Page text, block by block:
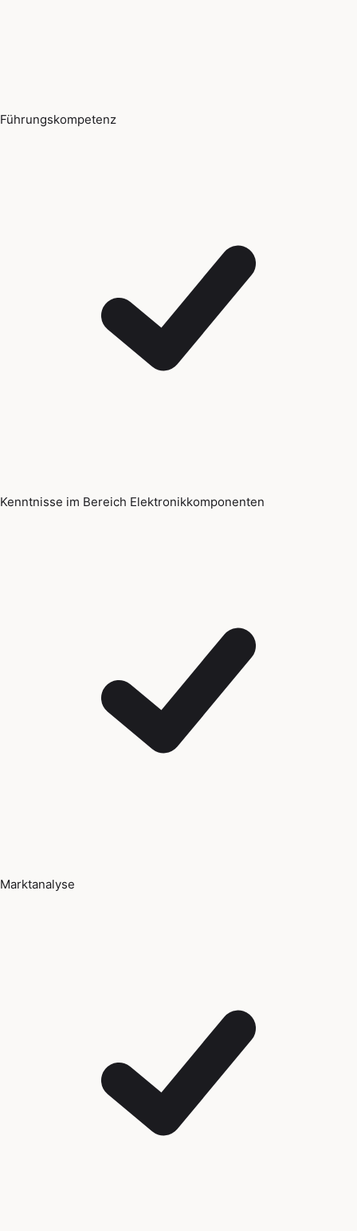
Führungskompetenz
Kenntnisse im Bereich Elektronikkomponenten
Marktanalyse